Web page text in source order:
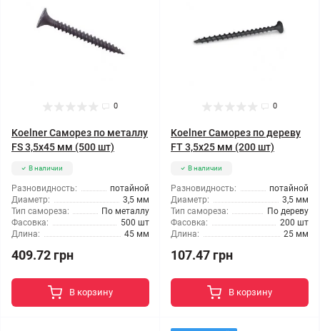
0
Koelner Саморез по металлу
FS 3,5x45 мм (500 шт)
В наличии
Разновидность:
потайной
Диаметр:
3,5 мм
Тип самореза:
По металлу
Фасовка:
500 шт
Длина:
45 мм
409.72 грн
В корзину
0
Koelner Саморез по дереву
FT 3,5x25 мм (200 шт)
В наличии
Разновидность:
потайной
Диаметр:
3,5 мм
Тип самореза:
По дереву
Фасовка:
200 шт
Длина:
25 мм
107.47 грн
В корзину